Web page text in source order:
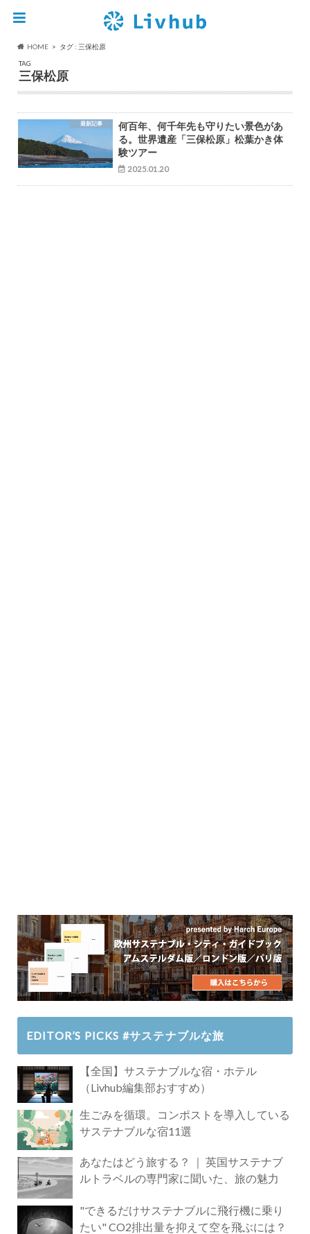
HOME
タグ : 三保松原
TAG
三保松原
最新記事
何百年、何千年先も守りたい景色があ
る。世界遺産「三保松原」松葉かき体
験ツアー
2025.01.20
EDITOR’S PICKS #サステナブルな旅
【全国】サステナブルな宿・ホテル
（Livhub編集部おすすめ）
生ごみを循環。コンポストを導入している
サステナブルな宿11選
あなたはどう旅する？ ｜ 英国サステナブ
ルトラベルの専門家に聞いた、旅の魅力
"できるだけサステナブルに飛行機に乗り
たい" CO2排出量を抑えて空を飛ぶには？